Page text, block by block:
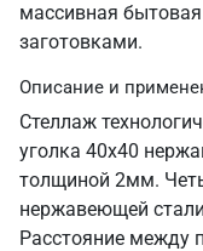
массивная
заготовками.
Описание и
Стеллаж
уголка 40х40
толщиной 2мм.
нержавеющей
Расстояние между